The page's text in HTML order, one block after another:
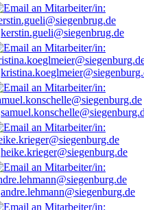
kerstin.gueli@siegenbrug.de
heike.krieger@siegenburg.de
andre.lehmann@siegenburg.de